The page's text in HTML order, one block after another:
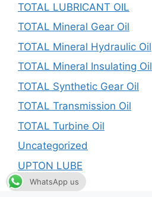
TOTAL LUBRICANT OIL
TOTAL Mineral Gear Oil
TOTAL Mineral Hydraulic Oil
TOTAL Mineral Insulating Oil
TOTAL Synthetic Gear Oil
TOTAL Transmission Oil
TOTAL Turbine Oil
Uncategorized
UPTON LUBE
WhatsApp us